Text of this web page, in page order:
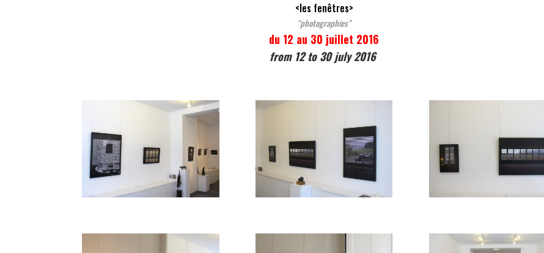
<les fenêtres>
“photographies”
du 12 au 30 juillet 2016
from 12 to 30 july 2016